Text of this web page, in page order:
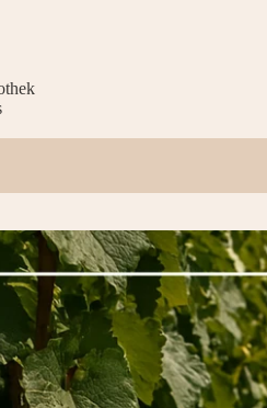
Weinprobe Goldener Herbst: